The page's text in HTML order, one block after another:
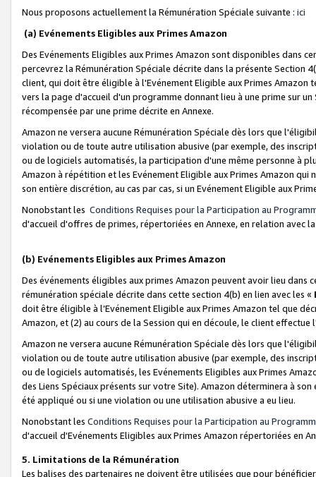
Nous proposons actuellement la Rémunération Spéciale suivante : ici
(a) Evénements Eligibles aux Primes Amazon
Des Evénements Eligibles aux Primes Amazon sont disponibles dans
percevrez la Rémunération Spéciale décrite dans la présente Section
client, qui doit être éligible à l'Evénement Eligible aux Primes Amazon
vers la page d'accueil d'un programme donnant lieu à une prime sur
récompensée par une prime décrite en Annexe.
Amazon ne versera aucune Rémunération Spéciale dès lors que
violation ou de toute autre utilisation abusive (par exemple, des
ou de logiciels automatisés, la participation d'une même personne à
Amazon à répétition et les Evénement Eligible aux Primes Amazon qui
son entière discrétion, au cas par cas, si un Evénement Eligible aux
Nonobstant les Conditions Requises pour la Participation au
d'accueil d'offres de primes, répertoriées en Annexe, en relation avec
(b) Evénements Eligibles aux Primes Amazon
Des événements éligibles aux primes Amazon peuvent avoir lieu dans
rémunération spéciale décrite dans cette section 4(b) en lien avec les «
doit être éligible à l’Evénement Eligible aux Primes Amazon tel que
Amazon, et (2) au cours de la Session qui en découle, le client
Amazon ne versera aucune Rémunération Spéciale dès lors que
violation ou de toute autre utilisation abusive (par exemple, des
ou de logiciels automatisés, les Evénements Eligibles aux Primes
des Liens Spéciaux présents sur votre Site). Amazon déterminera à
été appliqué ou si une violation ou une utilisation abusive a eu lieu.
Nonobstant les Conditions Requises pour la Participation au
d'accueil d'Evénements Eligibles aux Primes Amazon répertoriées en
5. Limitations de la Rémunération
Les balises des partenaires ne doivent être utilisées que pour